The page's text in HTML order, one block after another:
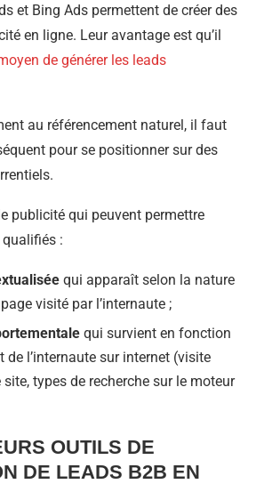
et Bing Ads permettent de créer des
en ligne. Leur avantage est qu’il
de générer les leads
au référencement naturel, il faut
pour se positionner sur des
publicité qui peuvent permettre
qualifiés :
qui apparaît selon la nature
visité par l’internaute ;
qui survient en fonction
de l’internaute sur internet (visite
site, types de recherche sur le moteur
OUTILS DE
DE LEADS B2B EN